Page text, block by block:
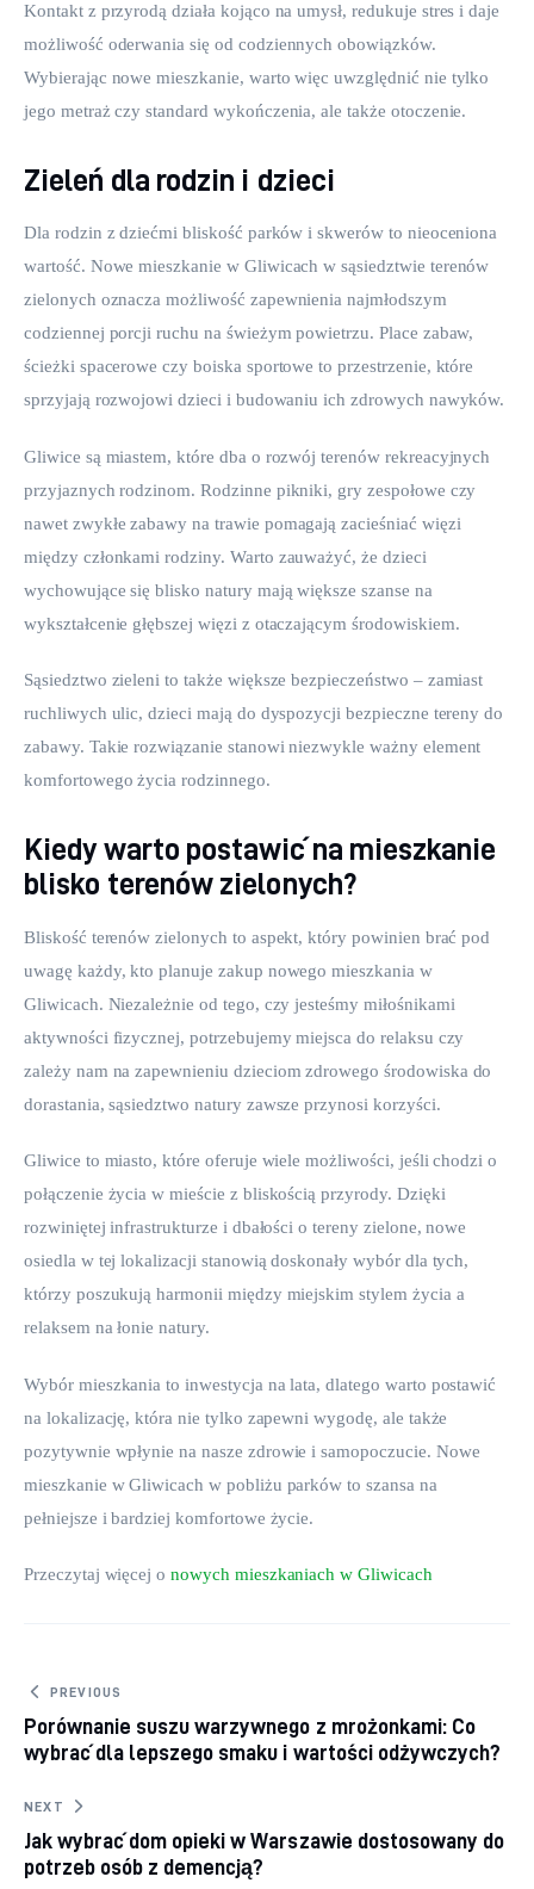
Kontakt z przyrodą działa kojąco na umysł, redukuje stres i daje
możliwość oderwania się od codziennych obowiązków.
Wybierając nowe mieszkanie, warto więc uwzględnić nie tylko
jego metraż czy standard wykończenia, ale także otoczenie.
Zieleń dla rodzin i dzieci
Dla rodzin z dziećmi bliskość parków i skwerów to nieoceniona
wartość. Nowe mieszkanie w Gliwicach w sąsiedztwie terenów
zielonych oznacza możliwość zapewnienia najmłodszym
codziennej porcji ruchu na świeżym powietrzu. Place zabaw,
ścieżki spacerowe czy boiska sportowe to przestrzenie, które
sprzyjają rozwojowi dzieci i budowaniu ich zdrowych nawyków.
Gliwice są miastem, które dba o rozwój terenów rekreacyjnych
przyjaznych rodzinom. Rodzinne pikniki, gry zespołowe czy
nawet zwykłe zabawy na trawie pomagają zacieśniać więzi
między członkami rodziny. Warto zauważyć, że dzieci
wychowujące się blisko natury mają większe szanse na
wykształcenie głębszej więzi z otaczającym środowiskiem.
Sąsiedztwo zieleni to także większe bezpieczeństwo – zamiast
ruchliwych ulic, dzieci mają do dyspozycji bezpieczne tereny do
zabawy. Takie rozwiązanie stanowi niezwykle ważny element
komfortowego życia rodzinnego.
Kiedy warto postawić na mieszkanie
blisko terenów zielonych?
Bliskość terenów zielonych to aspekt, który powinien brać pod
uwagę każdy, kto planuje zakup nowego mieszkania w
Gliwicach. Niezależnie od tego, czy jesteśmy miłośnikami
aktywności fizycznej, potrzebujemy miejsca do relaksu czy
zależy nam na zapewnieniu dzieciom zdrowego środowiska do
dorastania, sąsiedztwo natury zawsze przynosi korzyści.
Gliwice to miasto, które oferuje wiele możliwości, jeśli chodzi o
połączenie życia w mieście z bliskością przyrody. Dzięki
rozwiniętej infrastrukturze i dbałości o tereny zielone, nowe
osiedla w tej lokalizacji stanowią doskonały wybór dla tych,
którzy poszukują harmonii między miejskim stylem życia a
relaksem na łonie natury.
Wybór mieszkania to inwestycja na lata, dlatego warto postawić
na lokalizację, która nie tylko zapewni wygodę, ale także
pozytywnie wpłynie na nasze zdrowie i samopoczucie. Nowe
mieszkanie w Gliwicach w pobliżu parków to szansa na
pełniejsze i bardziej komfortowe życie.
Przeczytaj więcej o nowych mieszkaniach w Gliwicach
Nawigacja wpisu
PREVIOUS
Porównanie suszu warzywnego z mrożonkami: Co
wybrać dla lepszego smaku i wartości odżywczych?
NEXT
Jak wybrać dom opieki w Warszawie dostosowany do
potrzeb osób z demencją?